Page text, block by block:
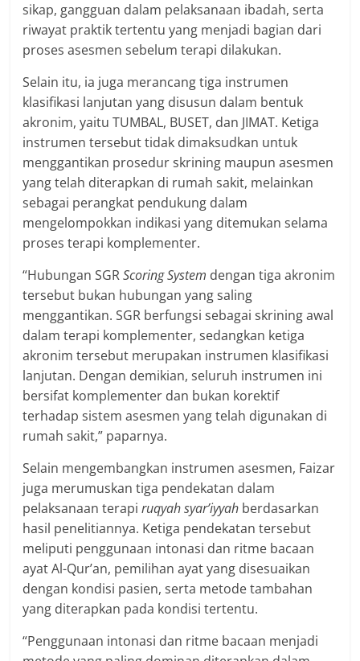
sikap, gangguan dalam pelaksanaan ibadah, serta
riwayat praktik tertentu yang menjadi bagian dari
proses asesmen sebelum terapi dilakukan.
Selain itu, ia juga merancang tiga instrumen
klasifikasi lanjutan yang disusun dalam bentuk
akronim, yaitu TUMBAL, BUSET, dan JIMAT. Ketiga
instrumen tersebut tidak dimaksudkan untuk
menggantikan prosedur skrining maupun asesmen
yang telah diterapkan di rumah sakit, melainkan
sebagai perangkat pendukung dalam
mengelompokkan indikasi yang ditemukan selama
proses terapi komplementer.
“Hubungan SGRScoring System dengan tiga akronim
tersebut bukan hubungan yang saling
menggantikan. SGR berfungsi sebagai skrining awal
dalam terapi komplementer, sedangkan ketiga
akronim tersebut merupakan instrumen klasifikasi
lanjutan. Dengan demikian, seluruh instrumen ini
bersifat komplementer dan bukan korektif
terhadap sistem asesmen yang telah digunakan di
rumah sakit,” paparnya.
Selain mengembangkan instrumen asesmen, Faizar
juga merumuskan tiga pendekatan dalam
pelaksanaan terapiruqyah syar’iyyah berdasarkan
hasil penelitiannya. Ketiga pendekatan tersebut
meliputi penggunaan intonasi dan ritme bacaan
ayat Al-Qur’an, pemilihan ayat yang disesuaikan
dengan kondisi pasien, serta metode tambahan
yang diterapkan pada kondisi tertentu.
“Penggunaan intonasi dan ritme bacaan menjadi